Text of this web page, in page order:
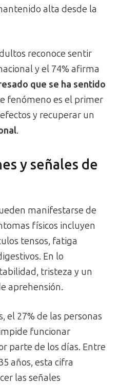
alta desde la
reconoce sentir
y el 74% afirma
que se ha sentido
fenómeno es el primer
y recuperar un
.
y señales de
manifestarse de
físicos incluyen
tensos, fatiga
En lo
tristeza y un
aprehensión.
el 27% de las personas
funcionar
parte de los días. Entre
años, esta cifra
las señales